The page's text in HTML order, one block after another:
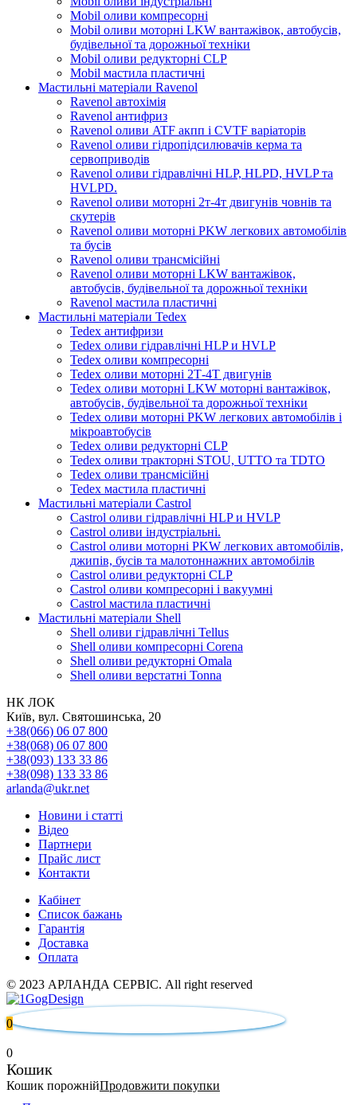
Mobil оливи компресорні
Mobil оливи моторні LKW вантажівок, автобусів,
будівельної та дорожньої техніки
Mobil оливи редукторні CLP
Mobil мастила пластичні
Мастильні матеріали Ravenol
Ravenol автохімія
Ravenol антифриз
Ravenol оливи ATF акпп і CVTF варіаторів
Ravenol оливи гідропідсилювачів керма та
сервоприводів
Ravenol оливи гідравлічні HLP, HLPD, HVLP та
HVLPD.
Ravenol оливи моторні 2т-4т двигунів човнів та
скутерів
Ravenol оливи моторні PKW легкових автомобілів
та бусів
Ravenol оливи трансмісійні
Ravenol оливи моторні LKW вантажівок,
автобусів, будівельної та дорожньої техніки
Ravenol мастила пластичні
Мастильні матеріали Tedex
Tedex антифризи
Tedex оливи гідравлічні HLP и HVLP
Tedex оливи компресорні
Tedex оливи моторні 2Т-4Т двигунів
Tedex оливи моторні LKW моторні вантажівок,
автобусів, будівельної та дорожньої техніки
Tedex оливи моторні PKW легкових автомобілів і
мікроавтобусів
Tedex оливи редукторні CLP
Tedex оливи тракторні STOU, UTTO та TDTO
Tedex оливи трансмісійні
Tedex мастила пластичні
Мастильні матеріали Castrol
Castrol оливи гідравлічні HLP и HVLP
Castrol оливи індустріальні.
Castrol оливи моторні PKW легкових автомобілів,
джипів, бусів та малотоннажних автомобілів
Castrol оливи редукторні CLP
Castrol оливи компресорні і вакуумні
Castrol мастила пластичні
Мастильні матеріали Shell
Shell оливи гідравлічні Tellus
Shell оливи компресорні Corena
Shell оливи редукторні Omala
Shell оливи верстатні Tonna
НК ЛОК
Київ, вул. Святошинська, 20
+38(066) 06 07 800
+38(068) 06 07 800
+38(093) 133 33 86
+38(098) 133 33 86
arlanda@ukr.net
Новини і статті
Відео
Партнери
Прайс лист
Контакти
Кабінет
Список бажань
Гарантія
Доставка
Оплата
© 2023 АРЛАНДА СЕРВІС. All right reserved
0
0
Кошик
Кошик порожнійПродовжити покупки